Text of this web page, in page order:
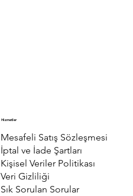
Hizmetler
Mesafeli Satış Sözleşmesi
İptal ve İade Şartları
Kişisel Veriler Politikası
Veri Gizliliği
Sık Sorulan Sorular